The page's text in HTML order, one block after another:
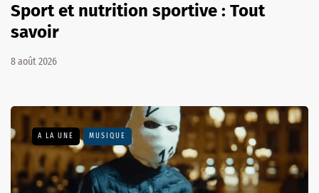
Sport et nutrition sportive : Tout
savoir
8 août 2026
A LA UNE MUSIQUE